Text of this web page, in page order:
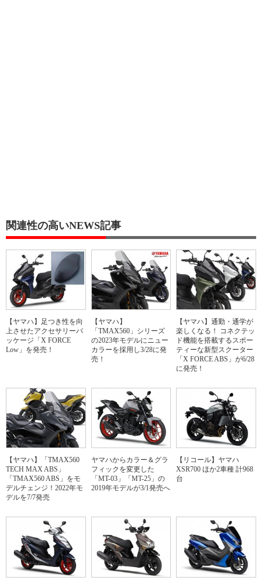
関連性の高いNEWS記事
【ヤマハ】足つき性を向
上させたアクセサリーパ
ッケージ「X FORCE
Low」を発売！
【ヤマハ】
「TMAX560」シリーズ
の2023年モデルにニュー
カラーを採用し3/28に発
売！
【ヤマハ】通勤・通学が
楽しくなる！ コネクテッ
ド機能を搭載するスポー
ティーな新型スクーター
「X FORCE ABS」が6/28
に発売！
【ヤマハ】「TMAX560
TECH MAX ABS」
「TMAX560 ABS」をモ
デルチェンジ！2022年モ
デルを7/7発売
ヤマハからカラー＆グラ
フィックを変更した
「MT-03」「MT-25」の
2019年モデルが3/1発売へ
【リコール】ヤマハ
XSR700 ほか2車種 計968
台